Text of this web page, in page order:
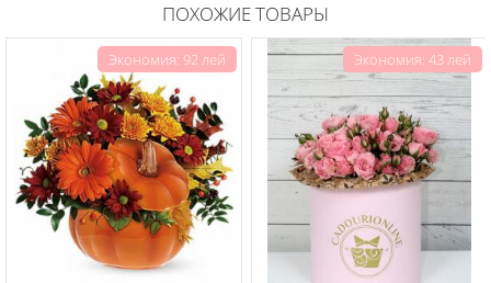
ПОХОЖИЕ ТОВАРЫ
Экономия: 92 лей Экономия: 43 лей